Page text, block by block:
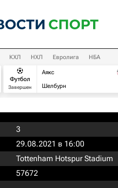
КХЛ НХЛ Евролига НБА
Футбол
Завершен
Аякс
Шелбурн
3
29.08.2021 в 16:00
Tottenham Hotspur Stadium
57672